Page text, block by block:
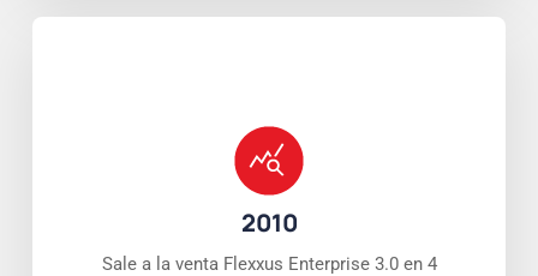
2010
Sale a la venta Flexxus Enterprise 3.0 en 4